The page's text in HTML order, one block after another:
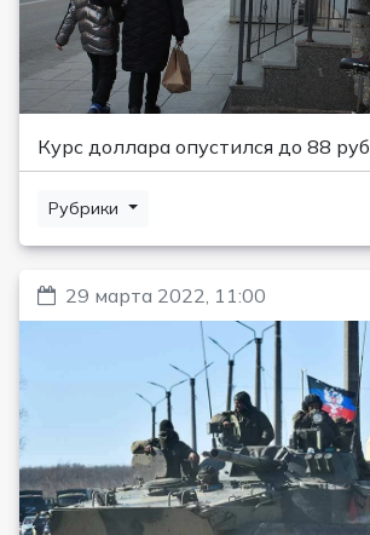
Курс доллара опустился до 88
Рубрики
29 марта 2022, 11:00